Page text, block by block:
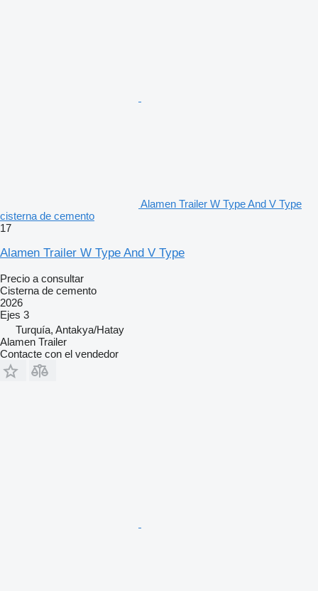
Alamen Trailer W Type And V Type
cisterna de cemento
17
Alamen Trailer W Type And V Type
Precio a consultar
Cisterna de cemento
2026
Ejes 3
Turquía, Antakya/Hatay
Alamen Trailer
Contacte con el vendedor